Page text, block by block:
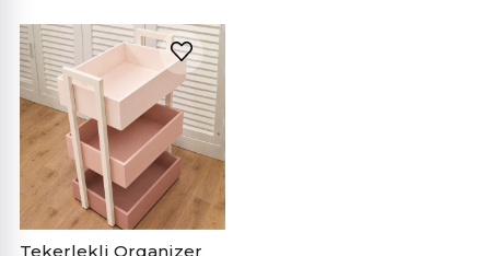
Tekerlekli Organizer